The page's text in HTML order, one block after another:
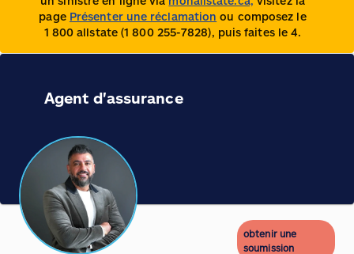
page Présenter une réclamation ou composez le
1 800 allstate (1 800 255-7828), puis faites le 4.
Agent d'assurance
obtenir une
soumission